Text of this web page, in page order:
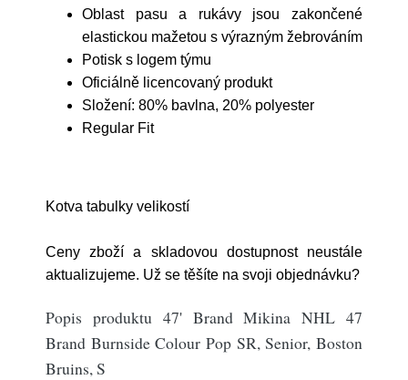
Oblast pasu a rukávy jsou zakončené
elastickou mažetou s výrazným žebrováním
Potisk s logem týmu
Oficiálně licencovaný produkt
Složení: 80% bavlna, 20% polyester
Regular Fit
Kotva tabulky velikostí
Ceny zboží a skladovou dostupnost neustále
aktualizujeme. Už se těšíte na svoji objednávku?
Popis produktu 47' Brand Mikina NHL 47
Brand Burnside Colour Pop SR, Senior, Boston
Bruins, S